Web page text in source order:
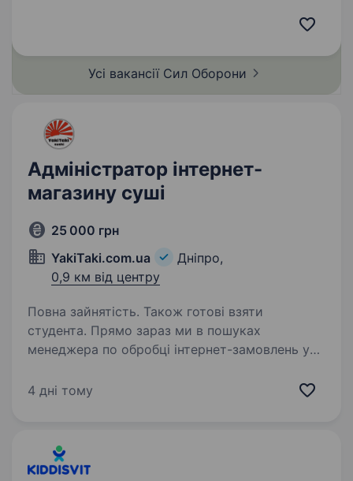
Обов’язки:…
Усі вакансії Сил Оборони
Адміністратор інтернет-
магазину суші
25 000 грн
YakiTaki.com.ua
Дніпро,
0,9 км від центру
Повна зайнятість. Також готові взяти
студента. Прямо зараз ми в пошуках
менеджера по обробці інтернет-замовлень у
обробка замовлень від клієнтів; контроль
4 дні тому